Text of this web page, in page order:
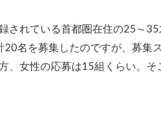
されている首都圏在住の25～
20名を募集したのですが、募集
、女性の応募は15組くらい。